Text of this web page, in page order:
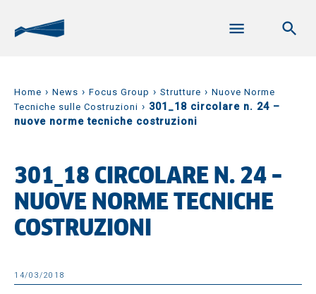
Home › News › Focus Group › Strutture › Nuove Norme
Tecniche sulle Costruzioni › 301_18 circolare n. 24 –
nuove norme tecniche costruzioni
301_18 CIRCOLARE N. 24 –
NUOVE NORME TECNICHE
COSTRUZIONI
14/03/2018